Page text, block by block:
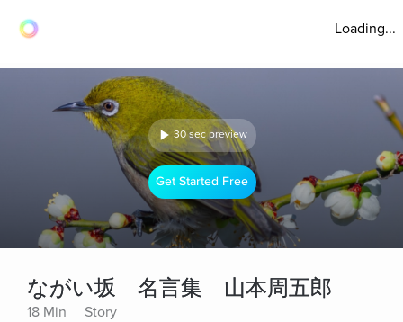
Loading...
30 sec preview
Get Started Free
ながい坂 名言集 山本周五郎
18 Min Story